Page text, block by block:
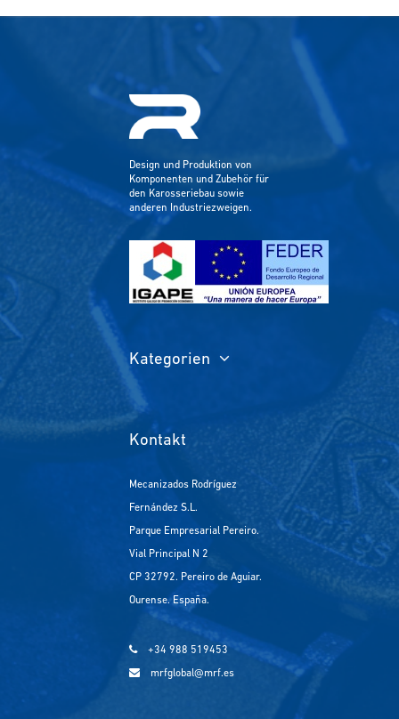
Design und Produktion von
Komponenten und Zubehör für
den Karosseriebau sowie
anderen Industriezweigen.
Kategorien
Kontakt
Mecanizados Rodríguez
Fernández S.L.
Parque Empresarial Pereiro.
Vial Principal N 2
CP 32792. Pereiro de Aguiar.
Ourense. España.
+34 988 519453
mrfglobal@mrf.es